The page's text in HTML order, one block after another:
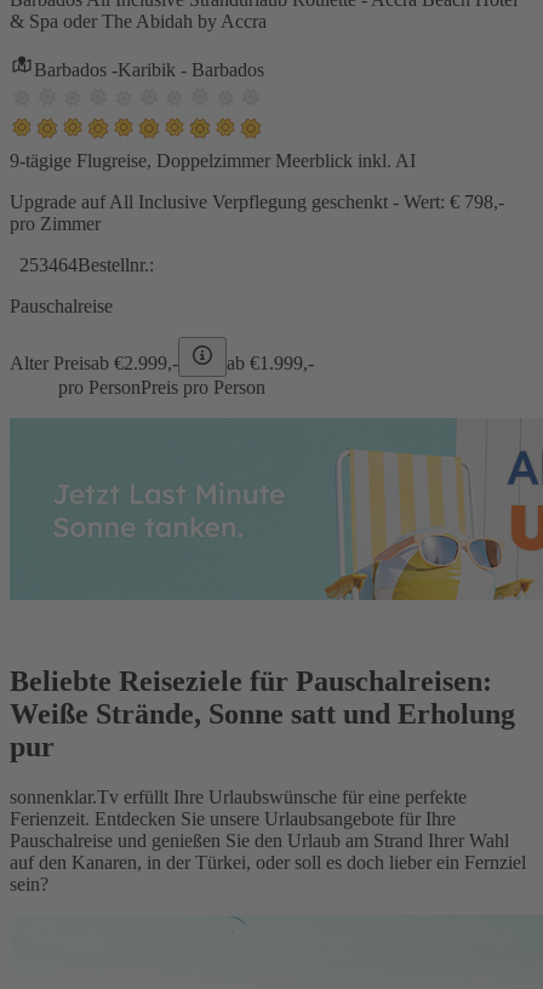
& Spa oder The Abidah by Accra
Barbados -Karibik - Barbados
9-tägige Flugreise, Doppelzimmer Meerblick inkl. AI
Upgrade auf All Inclusive Verpflegung geschenkt - Wert: € 798,-
pro Zimmer
253464Bestellnr.:
Pauschalreise
Alter Preisab €2.999,- ab €1.999,-
pro PersonPreis pro Person
Beliebte Reiseziele für Pauschalreisen:
Weiße Strände, Sonne satt und Erholung
pur
sonnenklar.Tv erfüllt Ihre Urlaubswünsche für eine perfekte
Ferienzeit. Entdecken Sie unsere Urlaubsangebote für Ihre
Pauschalreise und genießen Sie den Urlaub am Strand Ihrer Wahl
auf den Kanaren, in der Türkei, oder soll es doch lieber ein Fernziel
sein?